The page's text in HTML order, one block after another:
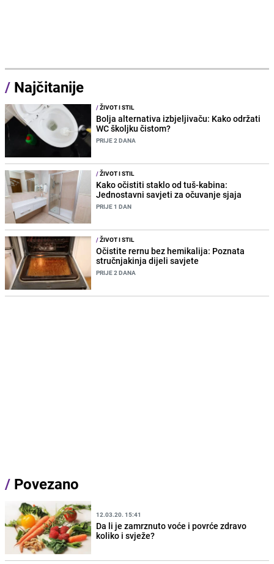
/ Najčitanije
/ŽIVOT I STIL
Bolja alternativa izbjeljivaču: Kako održati
WC školjku čistom?
PRIJE 2 DANA
/ŽIVOT I STIL
Kako očistiti staklo od tuš-kabina:
Jednostavni savjeti za očuvanje sjaja
PRIJE 1 DAN
/ŽIVOT I STIL
Očistite rernu bez hemikalija: Poznata
stručnjakinja dijeli savjete
PRIJE 2 DANA
/ Povezano
12.03.20. 15:41
Da li je zamrznuto voće i povrće zdravo
koliko i svježe?